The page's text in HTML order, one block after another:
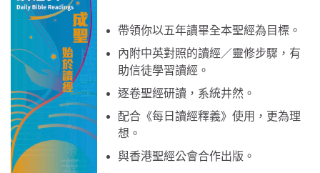
帶領你以五年讀畢全本聖經為目標。
內附中英對照的讀經／靈修步驟，有
助信徒學習讀經。
逐卷聖經研讀，系統井然。
配合《每日讀經釋義》使用，更為理
想。
與香港聖經公會合作出版。